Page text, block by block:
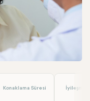
Konaklama Süresi İyileşme